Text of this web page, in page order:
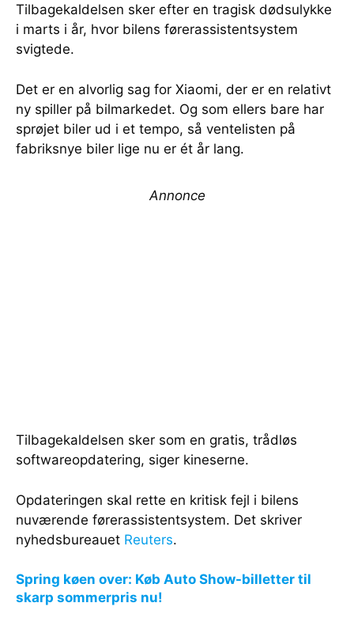
Tilbagekaldelsen sker efter en tragisk dødsulykke
i marts i år, hvor bilens førerassistentsystem
svigtede.
Det er en alvorlig sag for Xiaomi, der er en relativt
ny spiller på bilmarkedet. Og som ellers bare har
sprøjet biler ud i et tempo, så ventelisten på
fabriksnye biler lige nu er ét år lang.
Annonce
Tilbagekaldelsen sker som en gratis, trådløs
softwareopdatering, siger kineserne.
Opdateringen skal rette en kritisk fejl i bilens
nuværende førerassistentsystem. Det skriver
nyhedsbureauet Reuters.
Spring køen over: Køb Auto Show-billetter til
skarp sommerpris nu!